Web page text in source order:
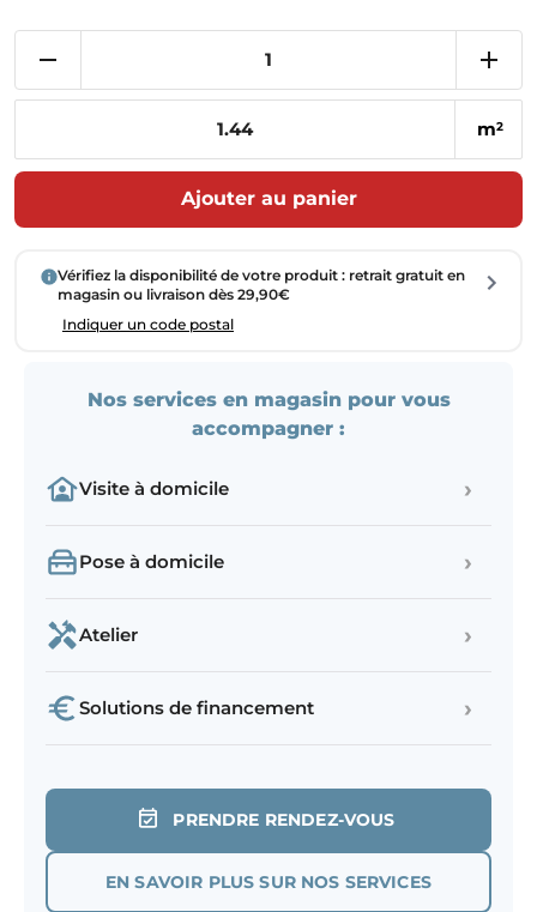
m2
Ajouter au panier
Vérifiez la disponibilité de votre produit : retrait gratuit en
magasin ou livraison dès 29,90€
Indiquer un code postal
Nos services en magasin pour vous
accompagner :
Visite à domicile ›
Pose à domicile ›
Atelier ›
Solutions de financement ›
PRENDRE RENDEZ-VOUS
EN SAVOIR PLUS SUR NOS SERVICES